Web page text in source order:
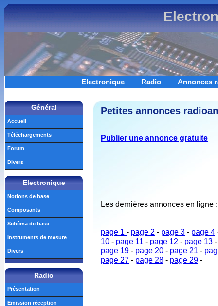
Electronique Radio Annonces
Petites annonces
Publier une annonce gratuite
Les dernières annonces en ligne :
page 1 - page 2 - page 3 - page 4
10 - page 11 - page 12 - page 13
page 19 - page 20 - page 21 -
page 27 - page 28 - page 29 -
Général
Accueil
Téléchargements
Forum
Divers
Electronique
Notions de base
Composants
Schéma de base
Instruments de mesure
Divers
Radio
Présentation
Emission réception